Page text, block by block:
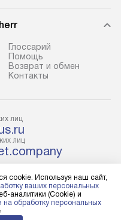
при
если
возможные
предполагают
установленной
упаковки и
и соединение
Техника
нишу или на
Глоссарий
Помощь
Возврат и обмен
Контакты
лиц
лиц
cookie. Используя наш сайт,
ваших персональных
аналитики (Cookie) и
на обработку персональных